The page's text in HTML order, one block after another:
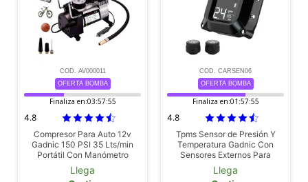
COD. AV000011
OFERTA BOMBA
Finaliza en:03:57:53
4.8
Compresor Para Auto 12v
Gadnic 150 PSI 35 Lts/min
Portátil Con Manómetro
Incluye 3 Picos
Llega
COD. CARSEN06
OFERTA BOMBA
Finaliza en:01:57:53
4.8
Tpms Sensor de Presión Y
Temperatura Gadnic Con
Sensores Externos Para
Motos
Llega